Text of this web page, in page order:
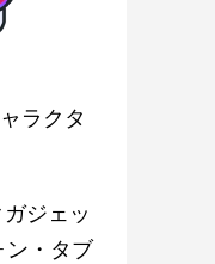
ラクタ
ジェッ
ン・タブ